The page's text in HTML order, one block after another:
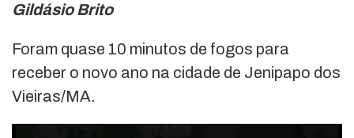
Gildásio Brito
Foram quase 10 minutos de fogos para
receber o novo ano na cidade de Jenipapo dos
Vieiras/MA.